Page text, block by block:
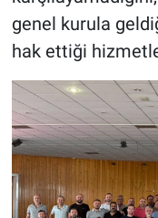
genel kurula
hak ettiği